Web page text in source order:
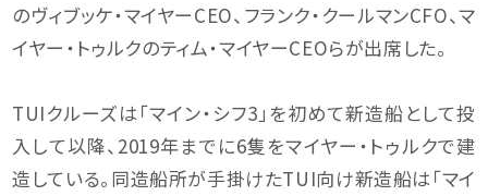
のヴィブッケ・マイヤーCEO、フランク・クールマンCFO、マ
イヤー・トゥルクのティム・マイヤーCEOらが出席した。
TUIクルーズは「マイン・シフ3」を初めて新造船として投
入して以降、2019年までに6隻をマイヤー・トゥルクで建
造している。同造船所が手掛けたTUI向け新造船は「マイ